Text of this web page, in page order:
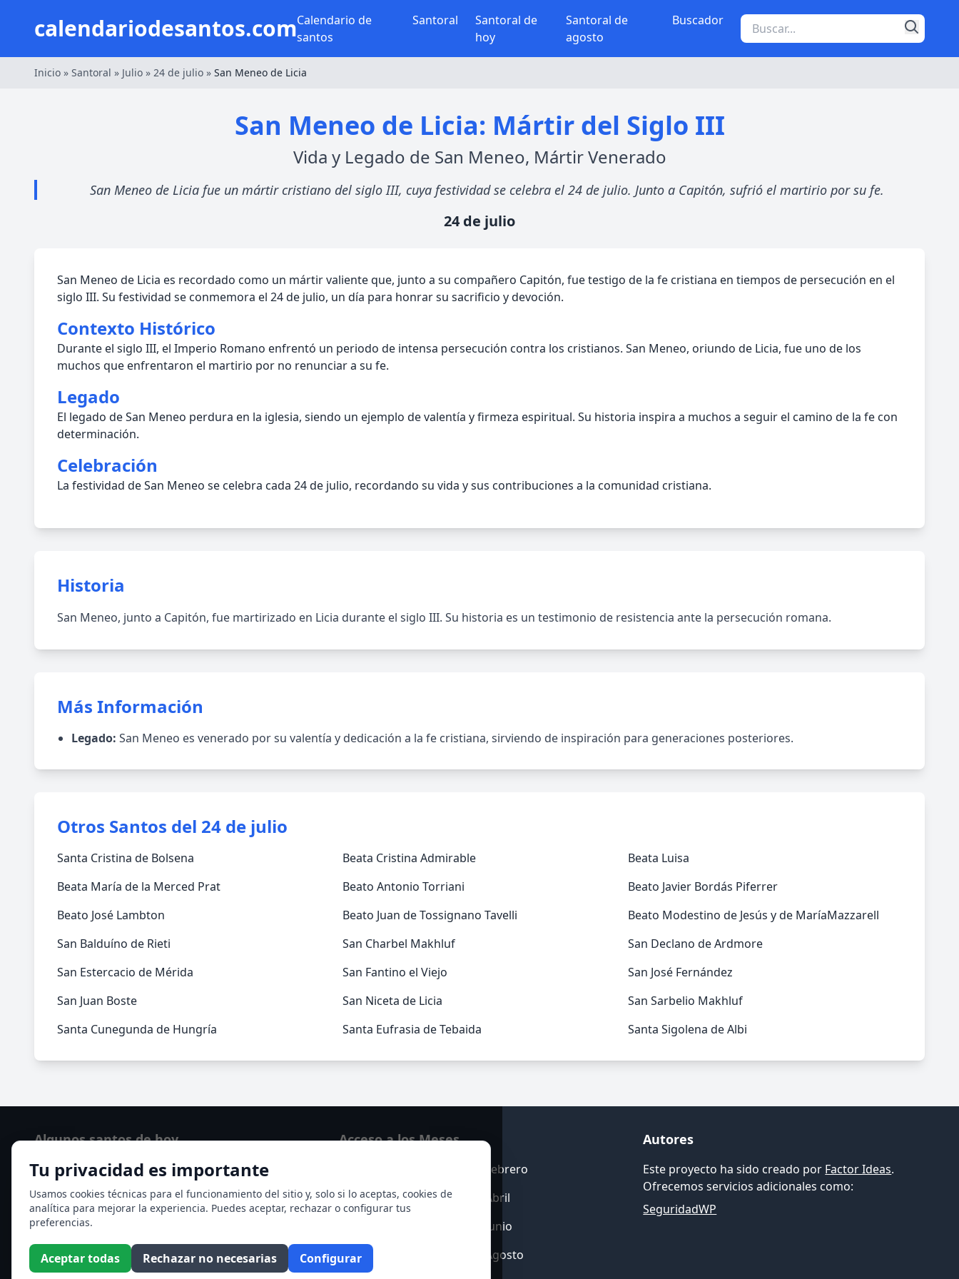
calendariodesantos.comCalendario de
santos
Santoral
Santoral de
hoy
Santoral de
agosto
Buscador
Inicio » Santoral » Julio » 24 de julio » San Meneo de Licia
San Meneo de Licia: Mártir del Siglo III
Vida y Legado de San Meneo, Mártir Venerado
San Meneo de Licia fue un mártir cristiano del siglo III, cuya festividad se celebra el 24 de julio. Junto a Capitón, sufrió el martirio por su fe.
24 de julio
San Meneo de Licia es recordado como un mártir valiente que, junto a su compañero Capitón, fue testigo de la fe cristiana en tiempos de persecución en el
siglo III. Su festividad se conmemora el 24 de julio, un día para honrar su sacrificio y devoción.
Contexto Histórico
Durante el siglo III, el Imperio Romano enfrentó un periodo de intensa persecución contra los cristianos. San Meneo, oriundo de Licia, fue uno de los
muchos que enfrentaron el martirio por no renunciar a su fe.
Legado
El legado de San Meneo perdura en la iglesia, siendo un ejemplo de valentía y firmeza espiritual. Su historia inspira a muchos a seguir el camino de la fe con
determinación.
Celebración
La festividad de San Meneo se celebra cada 24 de julio, recordando su vida y sus contribuciones a la comunidad cristiana.
Historia
San Meneo, junto a Capitón, fue martirizado en Licia durante el siglo III. Su historia es un testimonio de resistencia ante la persecución romana.
Más Información
Legado: San Meneo es venerado por su valentía y dedicación a la fe cristiana, sirviendo de inspiración para generaciones posteriores.
Otros Santos del 24 de julio
Santa Cristina de Bolsena Beata Cristina Admirable
Beata Luisa
Beata María de la Merced Prat
Beato Antonio Torriani
Beato Javier Bordás Piferrer
Beato José Lambton
Beato Juan de Tossignano Tavelli
Beato Modestino de Jesús y de MaríaMazzarell
San Balduíno de Rieti
San Charbel Makhluf
San Declano de Ardmore
San Estercacio de Mérida
San Fantino el Viejo
San José Fernández
San Juan Boste
San Niceta de Licia
San Sarbelio Makhluf
Santa Cunegunda de Hungría
Santa Eufrasia de Tebaida Santa Sigolena de Albi
Tu privacidad es importante
Usamos cookies técnicas para el funcionamiento del sitio y, solo si lo aceptas, cookies de
analítica para mejorar la experiencia. Puedes aceptar, rechazar o configurar tus
preferencias.
Aceptar todas Rechazar no necesarias Configurar
Algunos santos de hoy
Santo Domingo de Guzmán
Ver todos los santos de hoy
Acceso a los Meses
Febrero
Marzo
Abril
Junio
Julio
Agosto
Autores
Este proyecto ha sido creado por Factor Ideas.
Ofrecemos servicios adicionales como:
SeguridadWP